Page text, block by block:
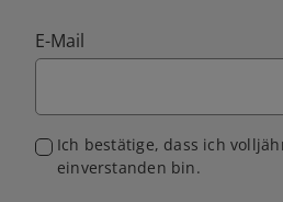
E-Mail
Ich bestätige, dass ich
einverstanden bin.